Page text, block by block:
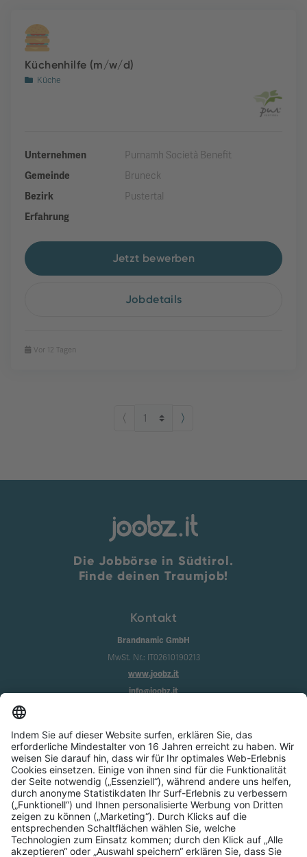
Küchenhilfe (m/w/d)
Küche
Unternehmen
Purnamh Società Benefit
Gemeinde
Bruneck
Bezirk
Pustertal
Erfahrung
Jetzt bewerben
Jobdetails
Vor 12 Tagen
⟨ ⟩
Die Jobbörse in Südtirol.
Finde deinen Traumjob!
Kontakt
Brandnamic GmbH
MwSt. Nr.: IT02610190213
www.joobz.it
info@joobz.it
Impressum
Datenschutz
AGB
Cookie-Einstellungen
Service
Über uns